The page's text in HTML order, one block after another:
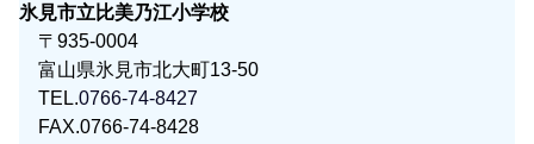
氷見市立比美乃江小学校
〒935-0004
富山県氷見市北大町13-50
TEL.0766-74-8427
FAX.0766-74-8428